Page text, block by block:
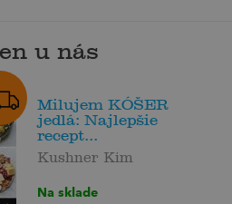
u nás
Milujem KÓŠER
jedlá: Najlepšie
recept...
Kushner Kim
Na sklade